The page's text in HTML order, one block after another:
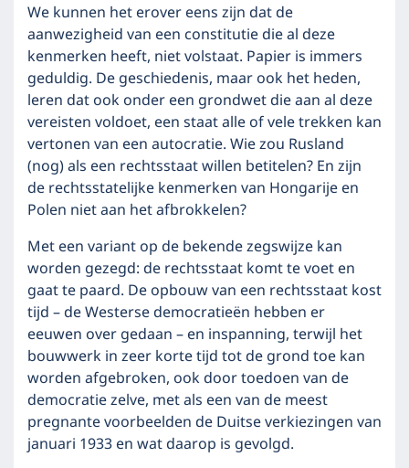
We kunnen het erover eens zijn dat de
aanwezigheid van een constitutie die al deze
kenmerken heeft, niet volstaat. Papier is immers
geduldig. De geschiedenis, maar ook het heden,
leren dat ook onder een grondwet die aan al deze
vereisten voldoet, een staat alle of vele trekken kan
vertonen van een autocratie. Wie zou Rusland
(nog) als een rechtsstaat willen betitelen? En zijn
de rechtsstatelijke kenmerken van Hongarije en
Polen niet aan het afbrokkelen?
Met een variant op de bekende zegswijze kan
worden gezegd: de rechtsstaat komt te voet en
gaat te paard. De opbouw van een rechtsstaat kost
tijd – de Westerse democratieën hebben er
eeuwen over gedaan – en inspanning, terwijl het
bouwwerk in zeer korte tijd tot de grond toe kan
worden afgebroken, ook door toedoen van de
democratie zelve, met als een van de meest
pregnante voorbeelden de Duitse verkiezingen van
januari 1933 en wat daarop is gevolgd.